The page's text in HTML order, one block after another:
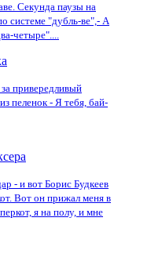
Секунда паузы на
системе "дубль-вe",- А
четыре"....
привередливый
пеленок - Я тебя, бай-
- и вот Борис Будкеев
Вот он прижал меня в
я на полу, и мне